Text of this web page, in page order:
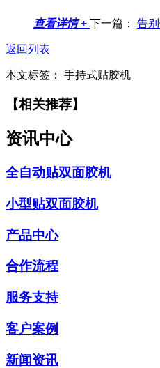
查看详情 + 下一篇： 告
返回列表
本文标签： 手持式贴胶机
【相关推荐】
资讯中心
全自动贴双面胶机
小型贴双面胶机
产品中心
合作流程
服务支持
客户案例
新闻资讯